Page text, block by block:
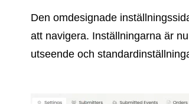
Den omdesignade
att navigera. Inställningarna är
utseende och